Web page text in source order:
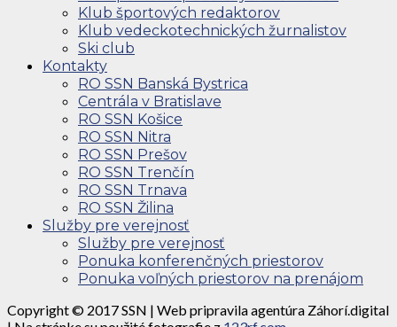
Klub športových redaktorov
Klub vedeckotechnických žurnalistov
Ski club
Kontakty
RO SSN Banská Bystrica
Centrála v Bratislave
RO SSN Košice
RO SSN Nitra
RO SSN Prešov
RO SSN Trenčín
RO SSN Trnava
RO SSN Žilina
Služby pre verejnosť
Služby pre verejnosť
Ponuka konferenčných priestorov
Ponuka voľných priestorov na prenájom
Copyright © 2017 SSN | Web pripravila agentúra Záhorí.digital